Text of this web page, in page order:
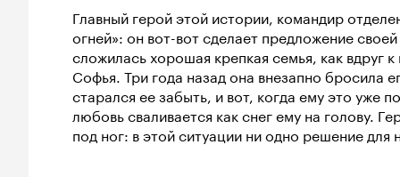
Главный герой этой истории, командир
огней»: он вот-вот сделает предложение
сложилась хорошая крепкая семья, как вдруг
Софья. Три года назад она внезапно бросила
старался ее забыть, и вот, когда ему это уже
любовь сваливается как снег ему на голову.
под ног: в этой ситуации ни одно решение